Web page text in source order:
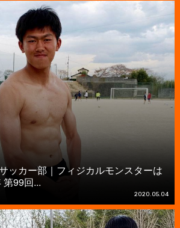
ッカー部｜フィジカルモンスターは
99回...
2020.05.04